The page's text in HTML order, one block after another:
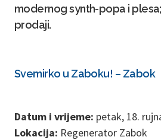
modernog synth-popa i
prodaji.
Svemirko u Zaboku! – Zabok
Datum i vrijeme: petak, 18.
Lokacija: Regenerator Zabok